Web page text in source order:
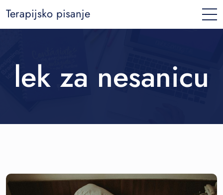
Terapijsko pisanje
lek za nesanicu